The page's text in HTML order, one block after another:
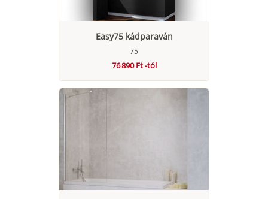
Easy75 kádparaván
75
76 890 Ft -tól